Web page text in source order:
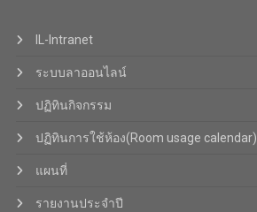
IL-Intranet
ระบบลาออนไลน์
ปฏิทินกิจกรรม
ปฏิทินการใช้ห้อง(Room usage calendar)
แผนที่
รายงานประจำปี